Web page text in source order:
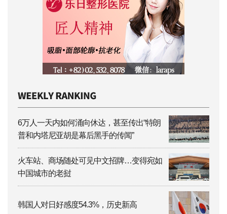
6万人一天内如何涌向休达，甚至传出“特朗
普和内塔尼亚胡是幕后黑手的传闻”
火车站、商场随处可见中文招牌…变得宛如
中国城市的老挝
韩国人对日好感度54.3%，历史新高